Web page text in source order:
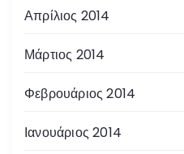
Απρίλιος 2014
Μάρτιος 2014
Φεβρουάριος 2014
Ιανουάριος 2014